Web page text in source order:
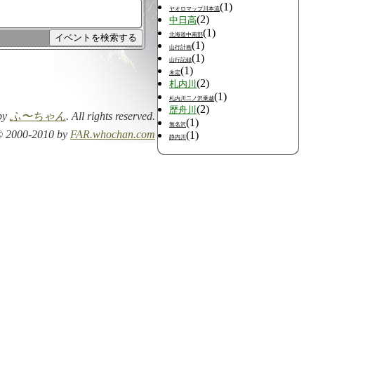
ヤオロマップ川本流(1)
中日高(2)
北海道中南部(1)
山行計画(1)
山行記録(1)
未定(1)
札内川 (2)
札内川二ノ沢乗越(1)
歴舟川 (2)
無名沢(1)
静内川 (1)
ふ〜ちゃん. All rights reserved.
2000-2010 by FAR.whochan.com